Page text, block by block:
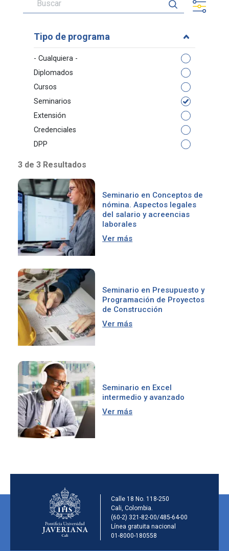
Tipo de programa
- Cualquiera -
Diplomados
Cursos
Seminarios
Extensión
Credenciales
DPP
3 de 3 Resultados
Seminario en Conceptos de
nómina. Aspectos legales
del salario y acreencias
laborales
Ver más
Seminario en Presupuesto y
Programación de Proyectos
de Construcción
Ver más
Seminario en Excel
intermedio y avanzado
Ver más
Información de la
Calle 18 No. 118-250
Cali, Colombia.
(60-2) 321-82-00/485-64-00
Línea gratuita nacional
01-8000-180558